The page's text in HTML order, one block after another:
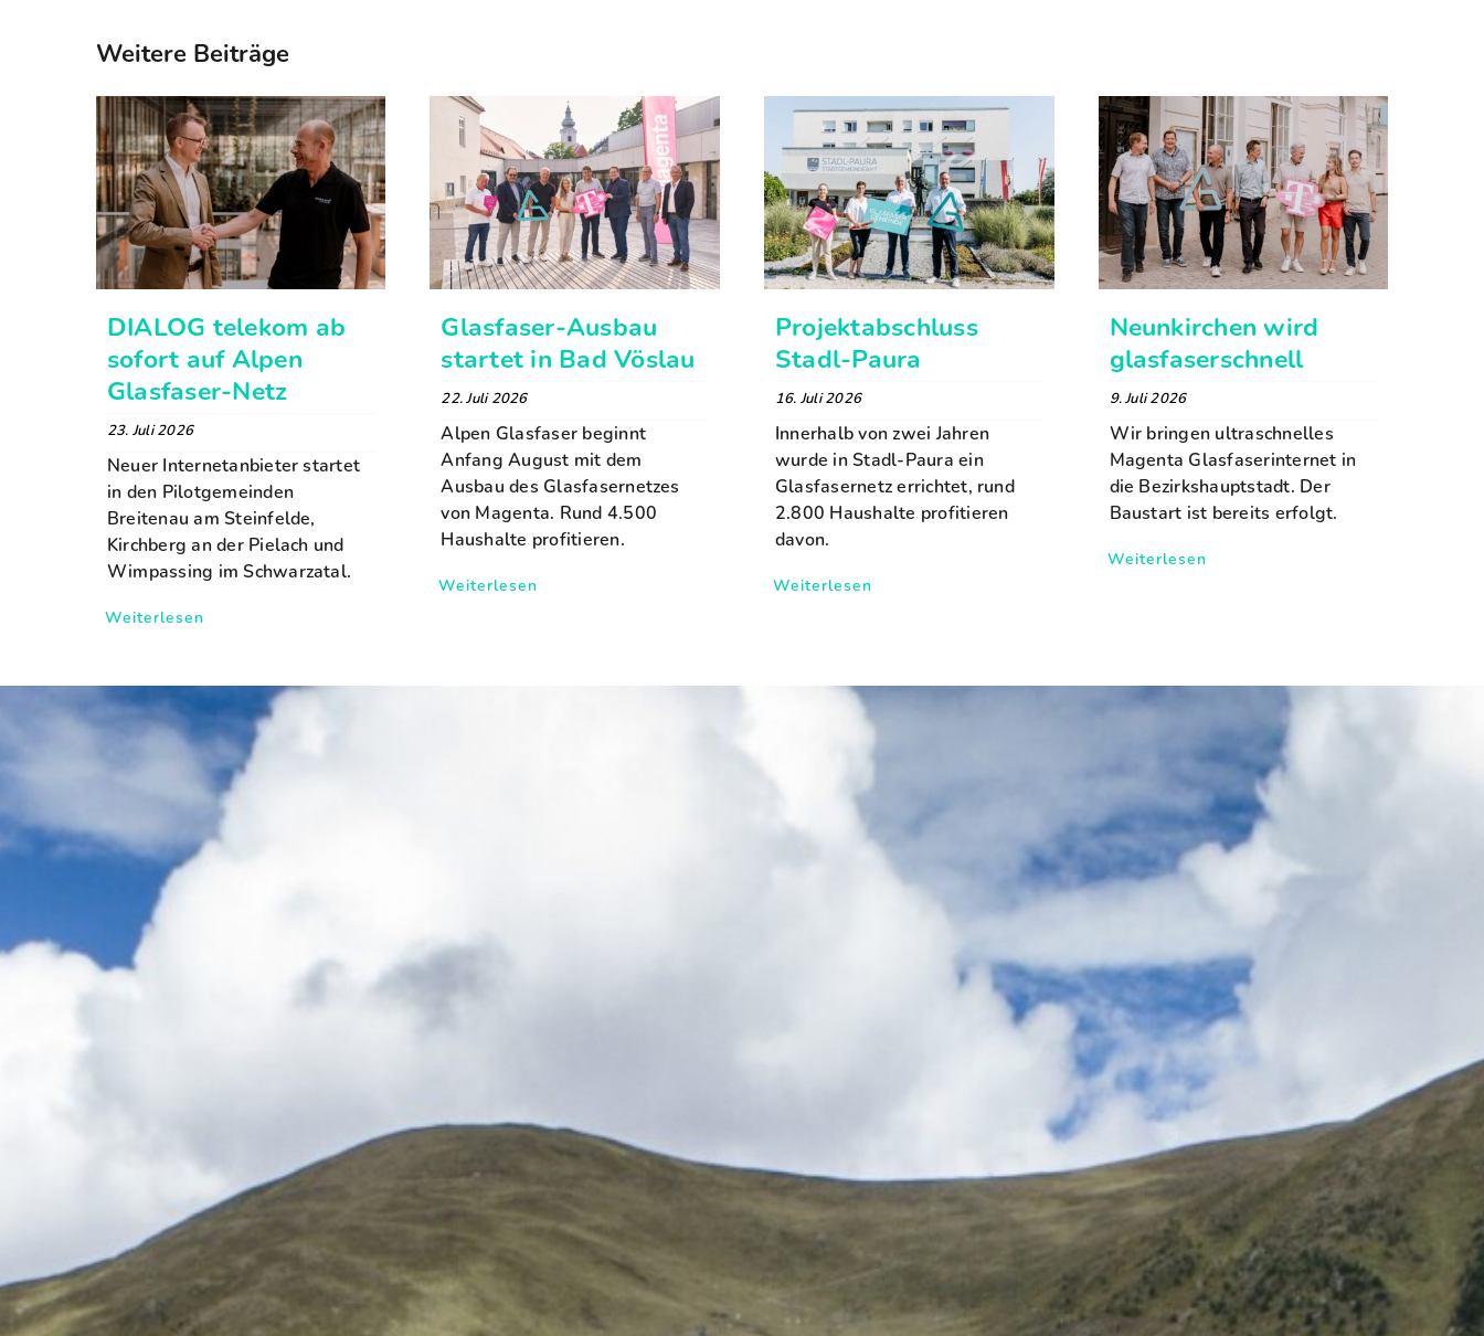
Weitere Beiträge
DIALOG telekom ab
sofort auf Alpen
Glasfaser-Netz
23. Juli 2026
Neuer Internetanbieter startet
in den Pilotgemeinden
Breitenau am Steinfelde,
Kirchberg an der Pielach und
Wimpassing im Schwarzatal.
Weiterlesen
Glasfaser-Ausbau
startet in Bad Vöslau
22. Juli 2026
Alpen Glasfaser beginnt
Anfang August mit dem
Ausbau des Glasfasernetzes
von Magenta. Rund 4.500
Haushalte profitieren.
Weiterlesen
Projektabschluss
Stadl-Paura
16. Juli 2026
Innerhalb von zwei Jahren
wurde in Stadl-Paura ein
Glasfasernetz errichtet, rund
2.800 Haushalte profitieren
davon.
Weiterlesen
Neunkirchen wird
glasfaserschnell
9. Juli 2026
Wir bringen ultraschnelles
Magenta Glasfaserinternet in
die Bezirkshauptstadt. Der
Baustart ist bereits erfolgt.
Weiterlesen